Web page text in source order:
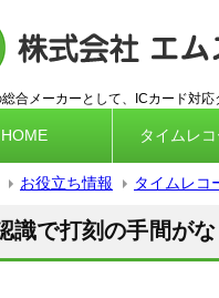
合メーカーとして、ICカード対
HOME タイムレ
お役立ち情報 タイムレコ
識で打刻の手間が